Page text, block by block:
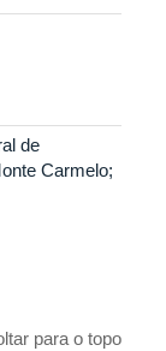
de
Carmelo;
para o topo